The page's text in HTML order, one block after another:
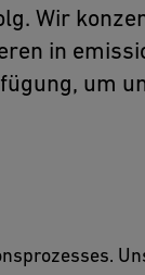
Wir
in
um